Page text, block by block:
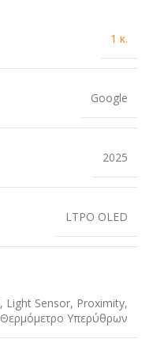
1 κ.
Google
2025
LTPO OLED
, Light Sensor, Proximity,
Θερμόμετρο Υπερύθρων